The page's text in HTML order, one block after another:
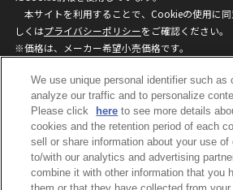
本サイトを利用することで、Cookieの使用に
しくはプライバシーポリシーをご確認ください。
※価格は、メーカー希望小売価格です。
ざいますのでご了承ください。
privacypolicy
Do
ウェブサイトご利用条件
ソー
個人情報保護方針
お問
We use unique personal identifier such as
analyze our traffic and to personalize
Please click
here to see more details
cookies and the retention period of each
sell or share information about your use of
to/with our analytics and advertising
combine it with other information that you